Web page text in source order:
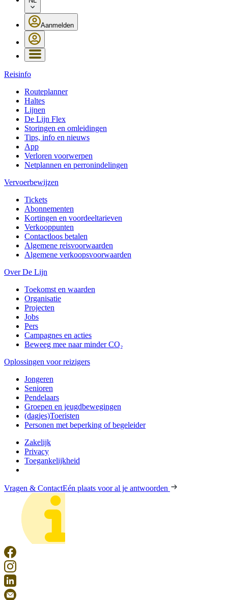
Aanmelden
Reisinfo
Routeplanner
Haltes
Lijnen
De Lijn Flex
Storingen en omleidingen
Tips, info en nieuws
App
Verloren voorwerpen
Netplannen en perronindelingen
Vervoerbewijzen
Tickets
Abonnementen
Kortingen en voordeeltarieven
Verkooppunten
Contactloos betalen
Algemene reisvoorwaarden
Algemene verkoopsvoorwaarden
Over De Lijn
Toekomst en waarden
Organisatie
Projecten
Jobs
Pers
Campagnes en acties
Beweeg mee naar minder CO₂
Oplossingen voor reizigers
Jongeren
Senioren
Pendelaars
Groepen en jeugdbewegingen
(dagjes)Toeristen
Personen met beperking of begeleider
Zakelijk
Privacy
Toegankelijkheid
Vragen & ContactEén plaats voor al je antwoorden